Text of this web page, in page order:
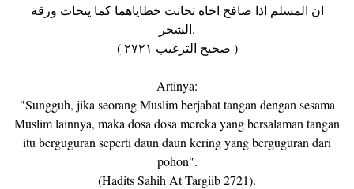
ان المسلم اذا صافح اخاه تحاتت خطاياهما كما يتحات ورقة
الشجر.
( صحيح الترغيب ٢٧٢١ )
Artinya:
"Sungguh, jika seorang Muslim berjabat tangan dengan sesama
Muslim lainnya, maka dosa dosa mereka yang bersalaman tangan
itu berguguran seperti daun daun kering yang berguguran dari
pohon".
(Hadits Sahih At Targiib 2721).